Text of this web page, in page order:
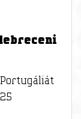
Portugáliát